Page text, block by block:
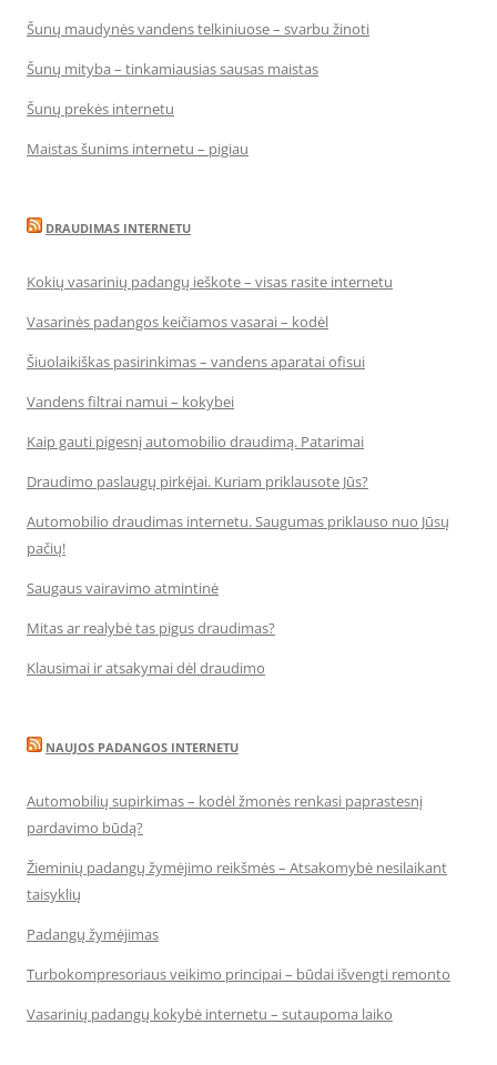
Šunų maudynės vandens telkiniuose – svarbu žinoti
Šunų mityba – tinkamiausias sausas maistas
Šunų prekės internetu
Maistas šunims internetu – pigiau
DRAUDIMAS INTERNETU
Kokių vasarinių padangų ieškote – visas rasite internetu
Vasarinės padangos keičiamos vasarai – kodėl
Šiuolaikiškas pasirinkimas – vandens aparatai ofisui
Vandens filtrai namui – kokybei
Kaip gauti pigesnį automobilio draudimą. Patarimai
Draudimo paslaugų pirkėjai. Kuriam priklausote Jūs?
Automobilio draudimas internetu. Saugumas priklauso nuo Jūsų
pačių!
Saugaus vairavimo atmintinė
Mitas ar realybė tas pigus draudimas?
Klausimai ir atsakymai dėl draudimo
NAUJOS PADANGOS INTERNETU
Automobilių supirkimas – kodėl žmonės renkasi paprastesnį
pardavimo būdą?
Žieminių padangų žymėjimo reikšmės – Atsakomybė nesilaikant
taisyklių
Padangų žymėjimas
Turbokompresoriaus veikimo principai – būdai išvengti remonto
Vasarinių padangų kokybė internetu – sutaupoma laiko